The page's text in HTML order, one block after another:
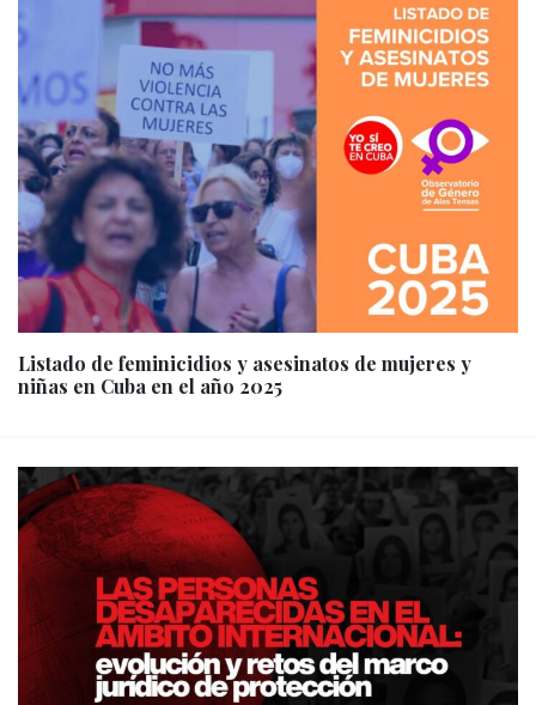
Listado de feminicidios y asesinatos de mujeres y
niñas en Cuba en el año 2025